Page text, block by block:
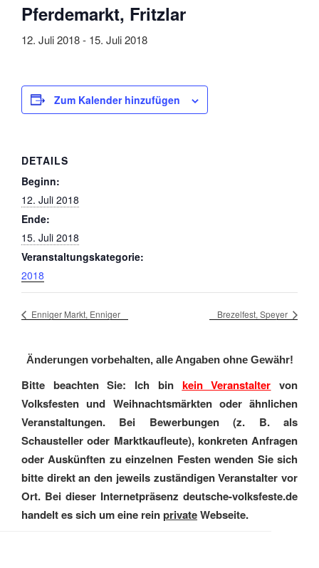
Pferdemarkt, Fritzlar
12. Juli 2018- 15. Juli 2018
Zum Kalender hinzufügen
DETAILS
Beginn:
12. Juli 2018
Ende:
15. Juli 2018
Veranstaltungskategorie:
2018
Enniger Markt, Enniger Brezelfest, Speyer
Änderungen vorbehalten, alle Angaben ohne Gewähr!
Bitte beachten Sie: Ich bin kein Veranstalter von
Volksfesten und Weihnachtsmärkten oder ähnlichen
Veranstaltungen. Bei Bewerbungen (z. B. als
Schausteller oder Marktkaufleute), konkreten Anfragen
oder Auskünften zu einzelnen Festen wenden Sie sich
bitte direkt an den jeweils zuständigen Veranstalter vor
Ort. Bei dieser Internetpräsenz deutsche-volksfeste.de
handelt es sich um eine reinprivateWebseite.